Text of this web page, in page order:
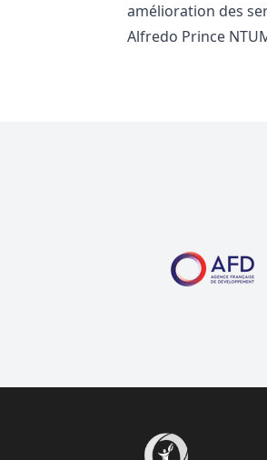
amélioration des
Alfredo Prince